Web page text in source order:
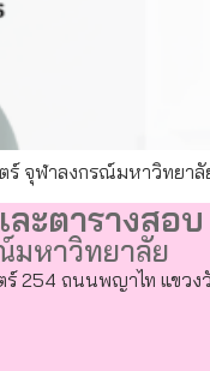
จุฬาลงกรณ์มหาวิทยา
ะตารางสอบ
หาวิทยาลัย
254 ถนนพญาไท แขวง